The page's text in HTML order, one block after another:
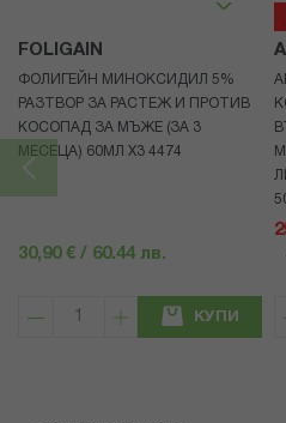
FOLIGAIN
ФОЛИГЕЙН МИНОКСИДИЛ 5%
РАЗТВОР ЗА РАСТЕЖ И ПРОТИВ
КОСОПАД ЗА МЪЖЕ (ЗА 3
МЕСЕЦА) 60МЛ X3 4474
30,90 € / 60.44 лв.
КУПИ